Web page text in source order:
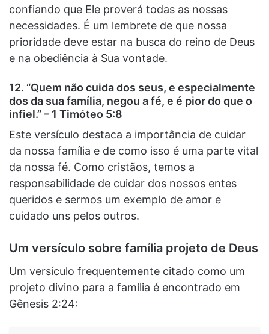
confiando que Ele proverá todas as nossas
necessidades. É um lembrete de que nossa
prioridade deve estar na busca do reino de Deus
e na obediência à Sua vontade.
12. “Quem não cuida dos seus, e especialmente
dos da sua família, negou a fé, e é pior do que o
infiel.” – 1 Timóteo 5:8
Este versículo destaca a importância de cuidar
da nossa família e de como isso é uma parte vital
da nossa fé. Como cristãos, temos a
responsabilidade de cuidar dos nossos entes
queridos e sermos um exemplo de amor e
cuidado uns pelos outros.
Um versículo sobre família projeto de Deus
Um versículo frequentemente citado como um
projeto divino para a família é encontrado em
Gênesis 2:24: